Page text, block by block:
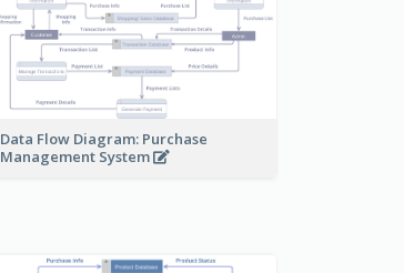
Data Flow Diagram: Purchase
Management System